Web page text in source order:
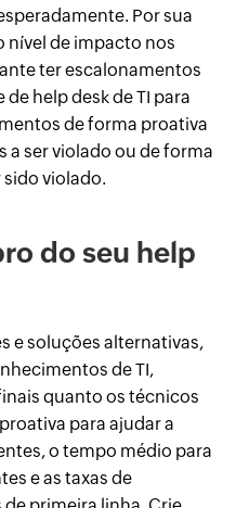
Por sua
nível de impacto nos
ter escalonamentos
help desk de TI para
de forma proativa
a ser violado ou de forma
sido violado.
do seu help
e soluções alternativas,
de TI,
quanto os técnicos
para ajudar a
o tempo médio para
e as taxas de